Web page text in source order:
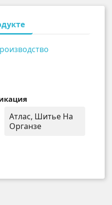
Атлас, Шитье На
Органзе